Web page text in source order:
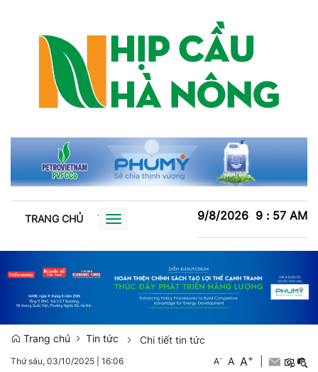
9/8/2026 9 : 57 AM
TRANG CHỦ TIN TỨC TRỒNG TRỌT CHĂN NUÔI
Toggle
Trang chủ Tin tức Chi tiết tin tức
Thứ sáu, 03/10/2025 16:06 A- A A+